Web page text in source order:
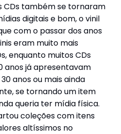
CDs também se tornaram
digitais e bom, o vinil
com o passar dos anos
eram muito mais
enquanto muitos CDs
anos já apresentavam
anos ou mais ainda
se tornando um item
queria ter mídia física.
coleções com itens
altíssimos no